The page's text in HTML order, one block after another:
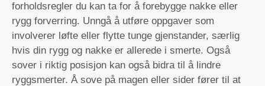
forholdsregler du kan ta for å forebygge nakke eller
rygg forverring. Unngå å utføre oppgaver som
involverer løfte eller flytte tunge gjenstander, særlig
hvis din rygg og nakke er allerede i smerte. Også
sover i riktig posisjon kan også bidra til å lindre
ryggsmerter. Å sove på magen eller sider fører til at